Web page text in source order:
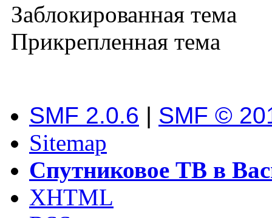
Заблокированная тема
Прикрепленная тема
SMF 2.0.6 | SMF ©
Sitemap
Спутниковое ТВ в
XHTML